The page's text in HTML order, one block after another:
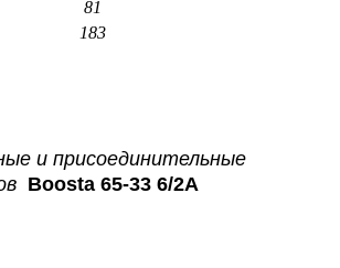
81
183
и присоединительные
Boosta 65-33 6/2A